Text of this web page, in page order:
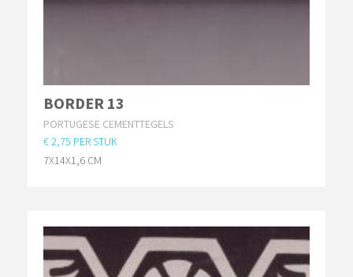
BORDER 13
PORTUGESE CEMENTTEGELS
€ 2,75 PER STUK
7X14X1,6 CM